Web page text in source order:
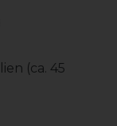
(ca. 45